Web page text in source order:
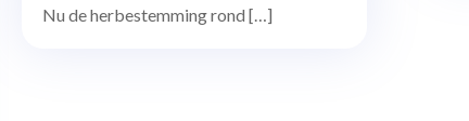
Nu de herbestemming rond […]